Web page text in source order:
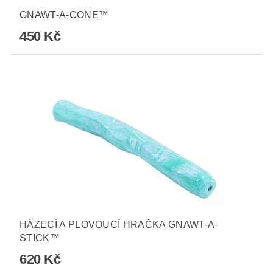
GNAWT-A-CONE™
450 Kč
HÁZECÍ A PLOVOUCÍ HRAČKA GNAWT-A-
STICK™
620 Kč